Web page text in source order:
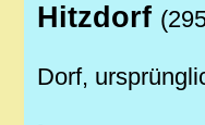
Hitzdorf
Dorf,